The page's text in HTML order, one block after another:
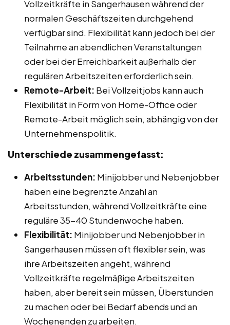
Vollzeitkräfte in Sangerhausen während der
normalen Geschäftszeiten durchgehend
verfügbar sind. Flexibilität kann jedoch bei der
Teilnahme an abendlichen Veranstaltungen
oder bei der Erreichbarkeit außerhalb der
regulären Arbeitszeiten erforderlich sein.
Remote-Arbeit: Bei Vollzeitjobs kann auch
Flexibilität in Form von Home-Office oder
Remote-Arbeit möglich sein, abhängig von der
Unternehmenspolitik.
Unterschiede zusammengefasst:
Arbeitsstunden: Minijobber und Nebenjobber
haben eine begrenzte Anzahl an
Arbeitsstunden, während Vollzeitkräfte eine
reguläre 35-40 Stundenwoche haben.
Flexibilität: Minijobber und Nebenjobber in
Sangerhausen müssen oft flexibler sein, was
ihre Arbeitszeiten angeht, während
Vollzeitkräfte regelmäßige Arbeitszeiten
haben, aber bereit sein müssen, Überstunden
zu machen oder bei Bedarf abends und an
Wochenenden zu arbeiten.